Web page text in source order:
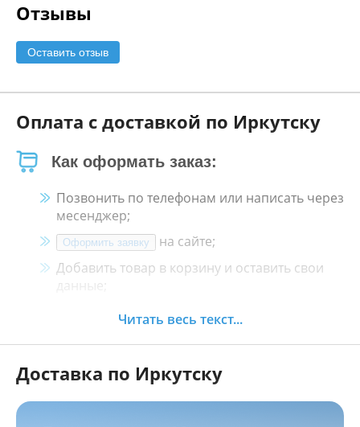
Отзывы
Оставить отзыв
Оплата с доставкой по Иркутску
Как оформать заказ:
Позвонить по телефонам или написать через
месенджер;
Оформить заявку
на сайте;
Добавить товар в корзину и оставить свои
данные;
Менеджер свяжется с Вами в течение 30
Как оплатить:
Наличными, пластиковой картой, кредитной
Читать весь текст...
Доставка по Иркутску